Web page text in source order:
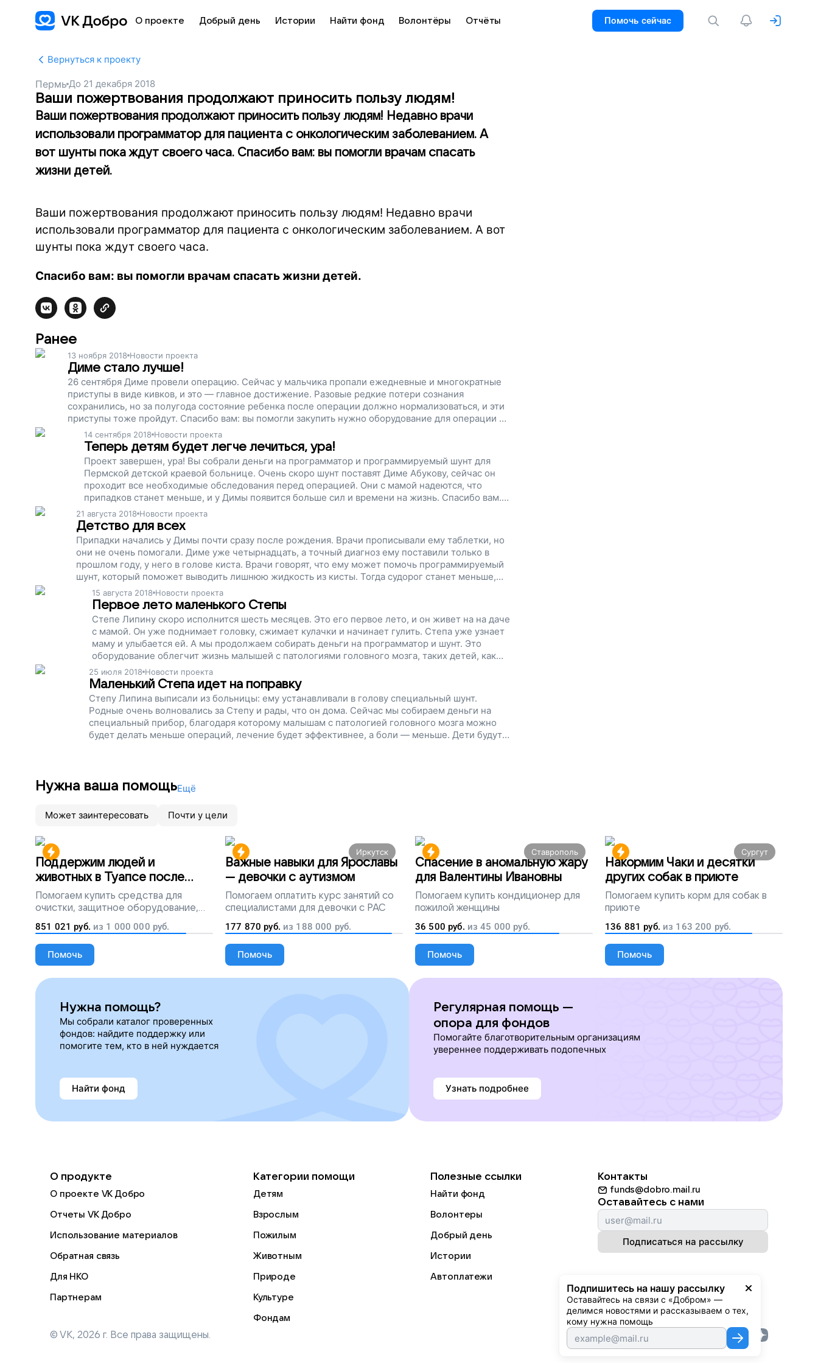
О проекте Добрый день Истории Найти фонд Волонтёры Отчёты Помочь сейчас
Вернуться к проекту
Пермь До 21 декабря 2018
Ваши пожертвования продолжают приносить пользу людям!
Ваши пожертвования продолжают приносить пользу людям! Недавно врачи
использовали программатор для пациента с онкологическим заболеванием. А
вот шунты пока ждут своего часа. Спасибо вам: вы помогли врачам спасать
жизни детей.
Ваши пожертвования продолжают приносить пользу людям! Недавно врачи
использовали программатор для пациента с онкологическим заболеванием. А вот
шунты пока ждут своего часа.
Спасибо вам: вы помогли врачам спасать жизни детей.
Ранее
13 ноября 2018 Новости проекта
Диме стало лучше!
26 сентября Диме провели операцию. Сейчас у мальчика пропали ежедневные и многократные
приступы в виде кивков, и это — главное достижение. Разовые редкие потери сознания
сохранились, но за полугода состояние ребенка после операции должно нормализоваться, и эти
приступы тоже пройдут. Спасибо вам: вы помогли закупить нужно оборудование для операции и
изменили жизни детей с патологиями головного мозга.
14 сентября 2018 Новости проекта
Теперь детям будет легче лечиться, ура!
Проект завершен, ура! Вы собрали деньги на программатор и программируемый шунт для
Пермской детской краевой больнице. Очень скоро шунт поставят Диме Абукову, сейчас он
проходит все необходимые обследования перед операцией. Они с мамой надеются, что
припадков станет меньше, и у Димы появится больше сил и времени на жизнь. Спасибо вам.
Теперь детям будет легче лечиться!
21 августа 2018 Новости проекта
Детство для всех
Припадки начались у Димы почти сразу после рождения. Врачи прописывали ему таблетки, но
они не очень помогали. Диме уже четырнадцать, а точный диагноз ему поставили только в
прошлом году, у него в голове киста. Врачи говорят, что ему может помочь программируемый
шунт, который поможет выводить лишнюю жидкость из кисты. Тогда судорог станет меньше,
Дима станет спокойнее. Сейчас мы собираем деньги на программатор и шунты. Помогите нам
вернуть детям детство!
15 августа 2018 Новости проекта
Первое лето маленького Степы
Степе Липину скоро исполнится шесть месяцев. Это его первое лето, и он живет на на даче
с мамой. Он уже поднимает головку, сжимает кулачки и начинает гулить. Степа уже узнает
маму и улыбается ей. А мы продолжаем собирать деньги на программатор и шунт. Это
оборудование облегчит жизнь малышей с патологиями головного мозга, таких детей, как
Степа. Поддержите наш проект!
25 июля 2018 Новости проекта
Маленький Степа идет на поправку
Степу Липина выписали из больницы: ему устанавливали в голову специальный шунт.
Родные очень волновались за Степу и рады, что он дома. Сейчас мы собираем деньги на
специальный прибор, благодаря которому малышам с патологией головного мозга можно
будет делать меньше операций, лечение будет эффективнее, а боли — меньше. Дети будут
Нужна ваша помощьЕщё
Может заинтересовать Почти у цели
Поддержим людей и
животных в Туапсе после
разлива мазута
Помогаем купить средства для
очистки, защитное оборудование,
лекарства, корм и предметы первой
необходимости
851 021 руб. из 1 000 000 руб.
Помочь
Иркутск
Важные навыки для Ярославы
— девочки с аутизмом
Помогаем оплатить курс занятий со
специалистами для девочки с РАС
177 870 руб. из 188 000 руб.
Помочь
Ставрополь
Спасение в аномальную жару
для Валентины Ивановны
Помогаем купить кондиционер для
пожилой женщины
36 500 руб. из45 000 руб.
Помочь
Сургут
Накормим Чаки и десятки
других собак в приюте
Помогаем купить корм для собак в
приюте
136 881 руб. из 163 200 руб.
Помочь
Нужна помощь?
Мы собрали каталог проверенных
фондов: найдите поддержку или
помогите тем, кто в ней нуждается
Найти фонд
Регулярная помощь —
опора для фондов
Помогайте благотворительным организациям
увереннее поддерживать подопечных
Узнать подробнее
Подпишитесь на нашу рассылку
Оставайтесь на связи с «Добром» —
делимся новостями и рассказываем о тех,
кому нужна помощь
О продукте
О проекте VK Добро
Отчеты VK Добро
Использование материалов
Обратная связь
Для НКО
Партнерам
Категории помощи
Детям
Взрослым
Пожилым
Животным
Природе
Культуре
Фондам
Полезные ссылки
Найти фонд
Волонтеры
Добрый день
Истории
Автоплатежи
Контакты
funds@dobro.mail.ru
Оставайтесь с нами
Подписаться на рассылку
© VK, 2026 г. Все права защищены.